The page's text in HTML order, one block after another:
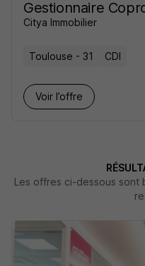
Gestionnaire
Citya Immobilier
Toulouse - 31 CDI
Voir l’offre
Les offres ci-dessous sont